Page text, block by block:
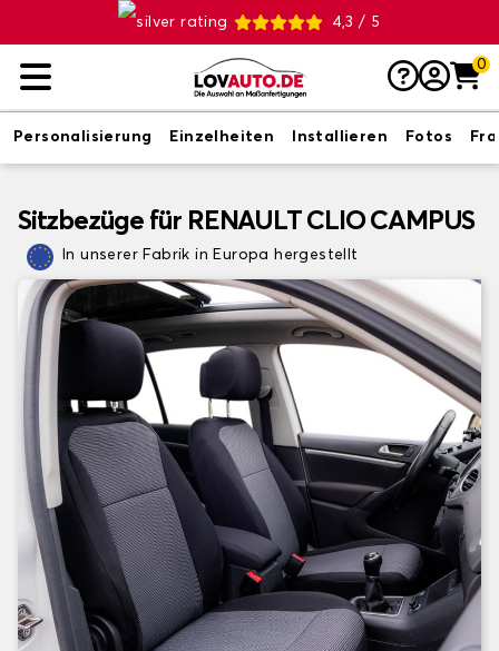
4,3 / 5
0
Personalisierung Einzelheiten Installieren Fotos
Sitzbezüge für RENAULT CLIO CAMPUS
In unserer Fabrik in Europa hergestellt